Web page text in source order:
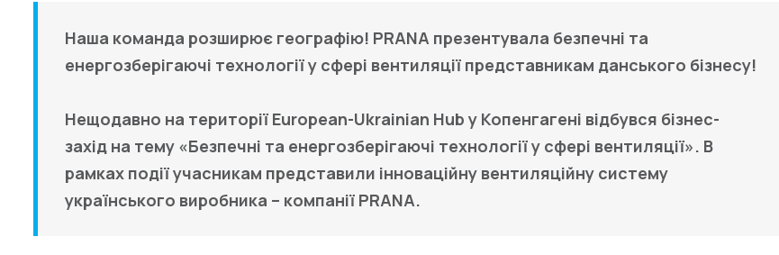
Наша команда розширює географію! PRANA презентувала безпечні та
енергозберігаючі технології у сфері вентиляції представникам данського бізнесу!
Нещодавно на території European-Ukrainian Hub у Копенгагені відбувся бізнес-
захід на тему «Безпечні та енергозберігаючі технології у сфері вентиляції». В
рамках події учасникам представили інноваційну вентиляційну систему
українського виробника – компанії PRANA.